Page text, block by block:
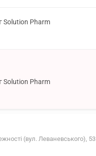
Solution Pharm
Solution Pharm
(вул. Леваневського), 53